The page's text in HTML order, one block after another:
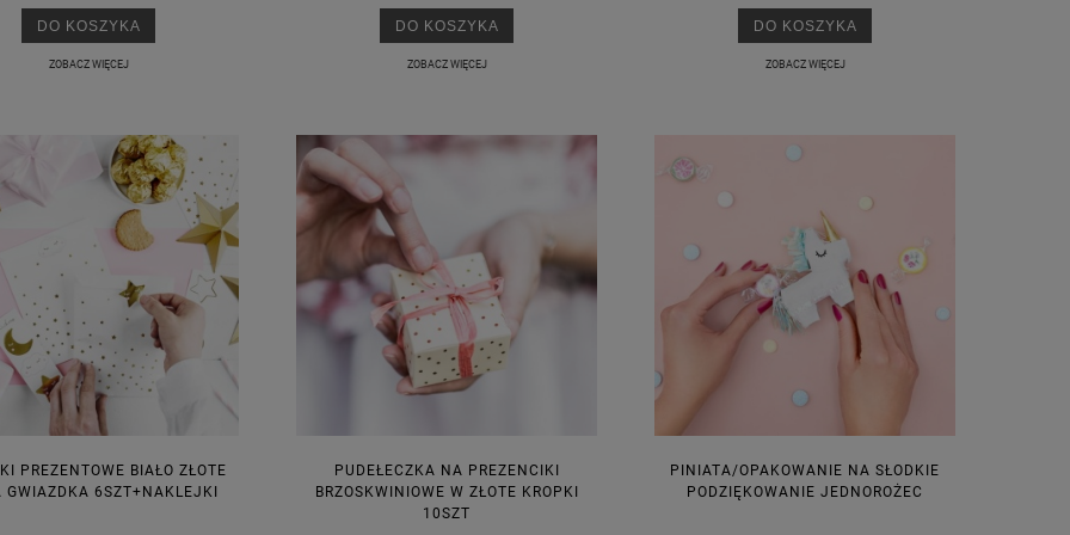
PODZIĘKOWANIE ZŁOTA
KWADRAT 10SZT
regularna:9,98 zł
cena:
3,00 zł
DO KOSZYKA
GIRLANDA BIAŁE PIÓRKA ZE ZŁOTEM
4,30 zł
Cena regularna:7,30 zł
Najniższa cena:7,30 zł
DO KOSZYKA
DO KOSZYKA
ZOBACZ WIĘCEJ
DO KOSZYKA
ZOBACZ WIĘCEJ
DO KOSZYKA
ZOBACZ WIĘCEJ
PREZENTOWE BIAŁO ZŁOTE
GWIAZDKA 6SZT+NAKLEJKI
PUDEŁECZKA NA PREZENCIKI
BRZOSKWINIOWE W ZŁOTE KROPKI
10SZT
PINIATA/OPAKOWANIE NA SŁODKIE
PODZIĘKOWANIE JEDNOROŻEC